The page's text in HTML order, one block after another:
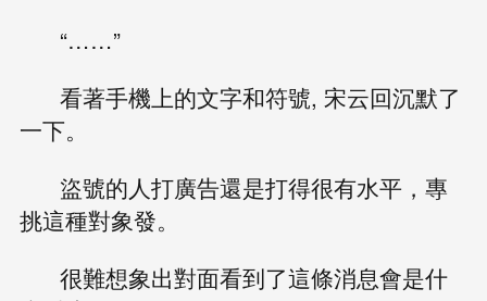
“……”
看著手機上的文字和符號, 宋云回沉默了
一下。
盜號的人打廣告還是打得很有水平，專
挑這種對象發。
很難想象出對面看到了這條消息會是什